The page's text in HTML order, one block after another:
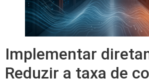
Implementar
Reduzir a taxa de